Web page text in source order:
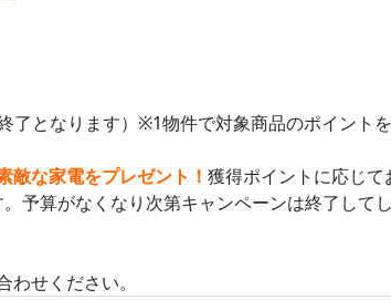
となります）※1物件で対象商品のポイントを
敵な家電をプレゼント！ 獲得ポイントに応じて
予算がなくなり次第キャンペーンは終了して
せください。